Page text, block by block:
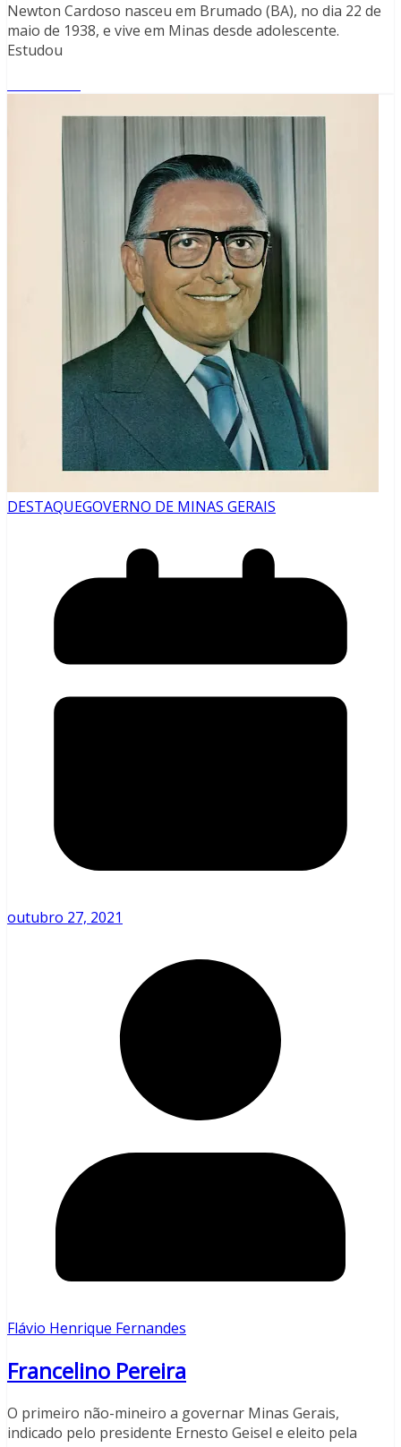
Newton Cardoso nasceu em Brumado (BA), no dia 22 de
maio de 1938, e vive em Minas desde adolescente.
Estudou
DESTAQUEGOVERNO DE MINAS GERAIS
outubro 27, 2021
Flávio Henrique Fernandes
Francelino Pereira
O primeiro não-mineiro a governar Minas Gerais,
indicado pelo presidente Ernesto Geisel e eleito pela